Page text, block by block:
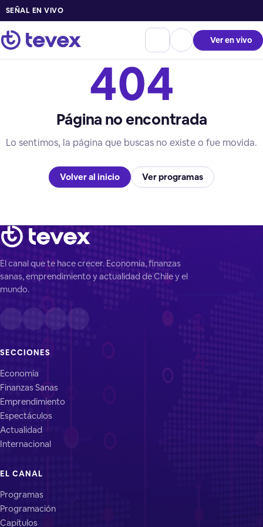
SEÑAL EN VIVO
Ver en vivo
404
Página no encontrada
Lo sentimos, la página que buscas no existe o fue movida.
Volver al inicio Ver programas
El canal que te hace crecer. Economía, finanzas
sanas, emprendimiento y actualidad de Chile y el
mundo.
SECCIONES
Economía
Finanzas Sanas
Emprendimiento
Espectáculos
Actualidad
Internacional
EL CANAL
Programas
Programación
Capítulos